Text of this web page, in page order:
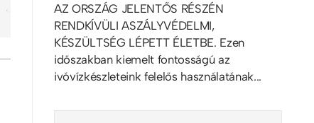
AZ ORSZÁG JELENTŐS RÉSZÉN
RENDKÍVÜLI ASZÁLYVÉDELMI,
KÉSZÜLTSÉG LÉPETT ÉLETBE. Ezen
időszakban kiemelt fontosságú az
ivóvízkészleteink felelős használatának...